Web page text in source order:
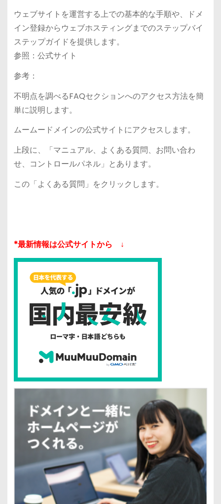
ウェブサイトを運営する上での基本的な手順や、ドメ
イン登録からウェブホスティングまでのステップバイ
ステップガイドを提供します。
参照：公式サイト
参考：
不明点を調べるFAQセクションへのアクセス方法を簡
単に説明します。
ムームードメインの公式サイトにアクセスします。
上段に、「マニュアル、よくある質問、お問い合わ
せ、コントロールパネル」とあります。
この「よくある質問」をクリックします。
*最新情報は公式サイトから ↓